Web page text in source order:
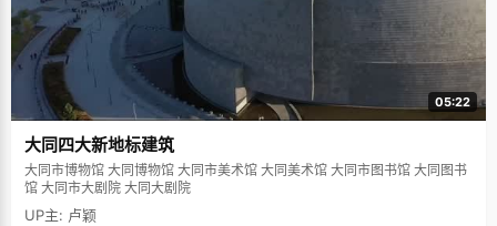
05:22
大同四大新地标建筑
大同市博物馆 大同博物馆 大同市美术馆 大同美术馆 大同市图书馆 大同图书
馆 大同市大剧院 大同大剧院
UP主: 卢颖